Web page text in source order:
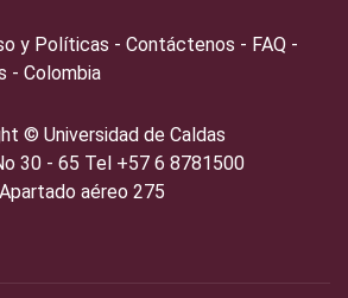
y Políticas - Contáctenos - FAQ -
- Colombia
©️ Universidad de Caldas
30 - 65 Tel +57 6 8781500
Apartado aéreo 275